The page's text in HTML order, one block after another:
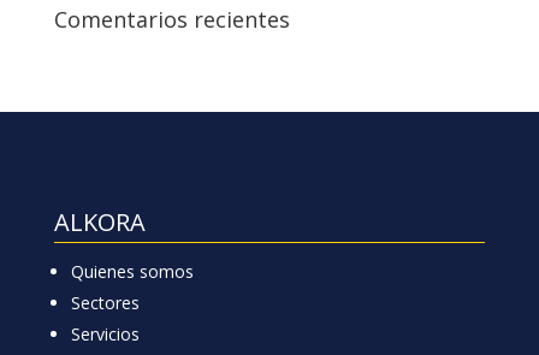
Comentarios recientes
ALKORA
Quienes somos
Sectores
Servicios